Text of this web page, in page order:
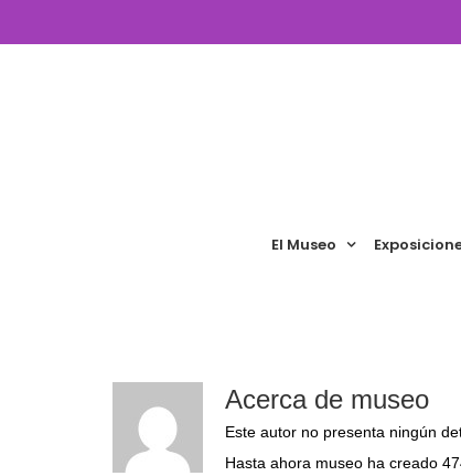
al
El Museo
Acerca de museo
Este autor no presenta ningún
Hasta ahora museo ha creado